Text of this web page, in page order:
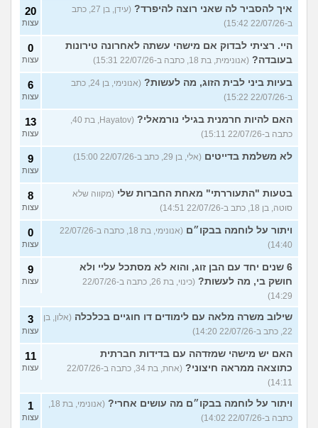
איך להסביר לה שאני רוצה להיפרד?
(עידן, בן 27, כתב
ב-22/07/26 15:42)
20
עצות
היי. רציתי לבדוק אם מישהי עשתה לאחרונה טירונות
בעובדה? (אנונימית, בת 18, כתבה ב-22/07/26 15:31)
0
עצות
בעיות ביני לבית הזוג, מה לעשות?
(אנונימי, בן 24, כתב
ב-22/07/26 15:22)
6
עצות
האם להיות חרמנית בגילי נורמאלי?
(Hayatov, בת 40,
כתבה ב-22/07/26 15:11)
13
עצות
לא משלמת בדייטים (אלי, בן 29, כתב ב-22/07/26 15:00) 9
עצות
בטעות "התעוררתי" מאחת החברות שלי (מקווה שלא
סוטה, בן 18, כתב ב-22/07/26 14:51)
8
עצות
ויתור על לוחמה בבקו״ם
(אנונימי, בת 18, כתבה ב-22/07/26
14:40)
0
עצות
6 שנים יחד עם הבן זוג, והוא לא מסתכל עליי ולא
חושק בי, מה לעשות?
(כינוי, בת 26, כתבה ב-22/07/26
14:29)
9
עצות
שילוב משרה מלאה עם לימודים דו חוגיים בכלכלה (אלון, בן
22, כתב ב-22/07/26 14:20)
3
עצות
האם יש מישהי שמזדהה עם בדידות חברתית
כתוצאה ממראה חיצוני?
(אחת, בת 34, כתבה ב-22/07/26
14:11)
11
עצות
ויתור על לוחמה בבקו״ם מה עושים אחרי?
(אנונימי, בת 18,
כתבה ב-22/07/26 14:02)
1
עצות